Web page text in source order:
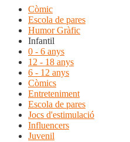
Còmic
Escola de pares
Humor Gràfic
Infantil
0 - 6 anys
12 - 18 anys
6 - 12 anys
Còmics
Entreteniment
Escola de pares
Jocs d'estimulació
Influencers
Juvenil